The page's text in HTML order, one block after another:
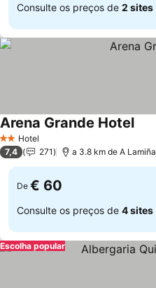
Consulte os preços de 2 sites
2 Estrelas
Hotel
Arena Grande Hotel
7,4 271 a 3.8 km de A Lamiña
De € 60
Consulte os preços de 4 sites
Escolha popular